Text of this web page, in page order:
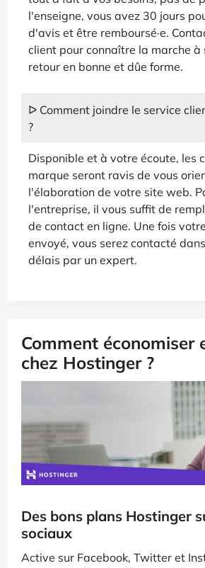
l'enseigne, vous avez 30 jours
d'avis et être remboursé·e.
client pour connaître la marche à
retour en bonne et dûe forme.
ᐅ Comment joindre le service
?
Disponible et à votre écoute, les
marque seront ravis de vous
l'élaboration de votre site web.
l'entreprise, il vous suffit de
de contact en ligne. Une fois
envoyé, vous serez contacté
délais par un expert.
Comment économiser
chez Hostinger ?
Des bons plans Hostinger
sociaux
Active sur Facebook, Twitter et